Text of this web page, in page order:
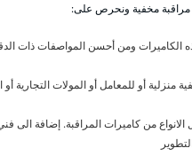
مخفية ونحرص على:
الكاميرات ومن أحسن المواصفات ذات
منزلية أو للمعامل أو المولات التجارية
من كاميرات المراقبة. إضافة الى